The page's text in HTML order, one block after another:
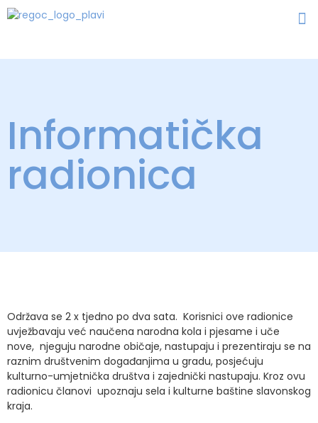
Informatička
radionica
Održava se 2 x tjedno po dva sata. Korisnici ove radionice
uvježbavaju već naučena narodna kola i pjesame i uče
nove, njeguju narodne običaje, nastupaju i prezentiraju se na
raznim društvenim događanjima u gradu, posjećuju
kulturno-umjetnička društva i zajednički nastupaju. Kroz ovu
radionicu članovi upoznaju sela i kulturne baštine slavonskog
kraja.